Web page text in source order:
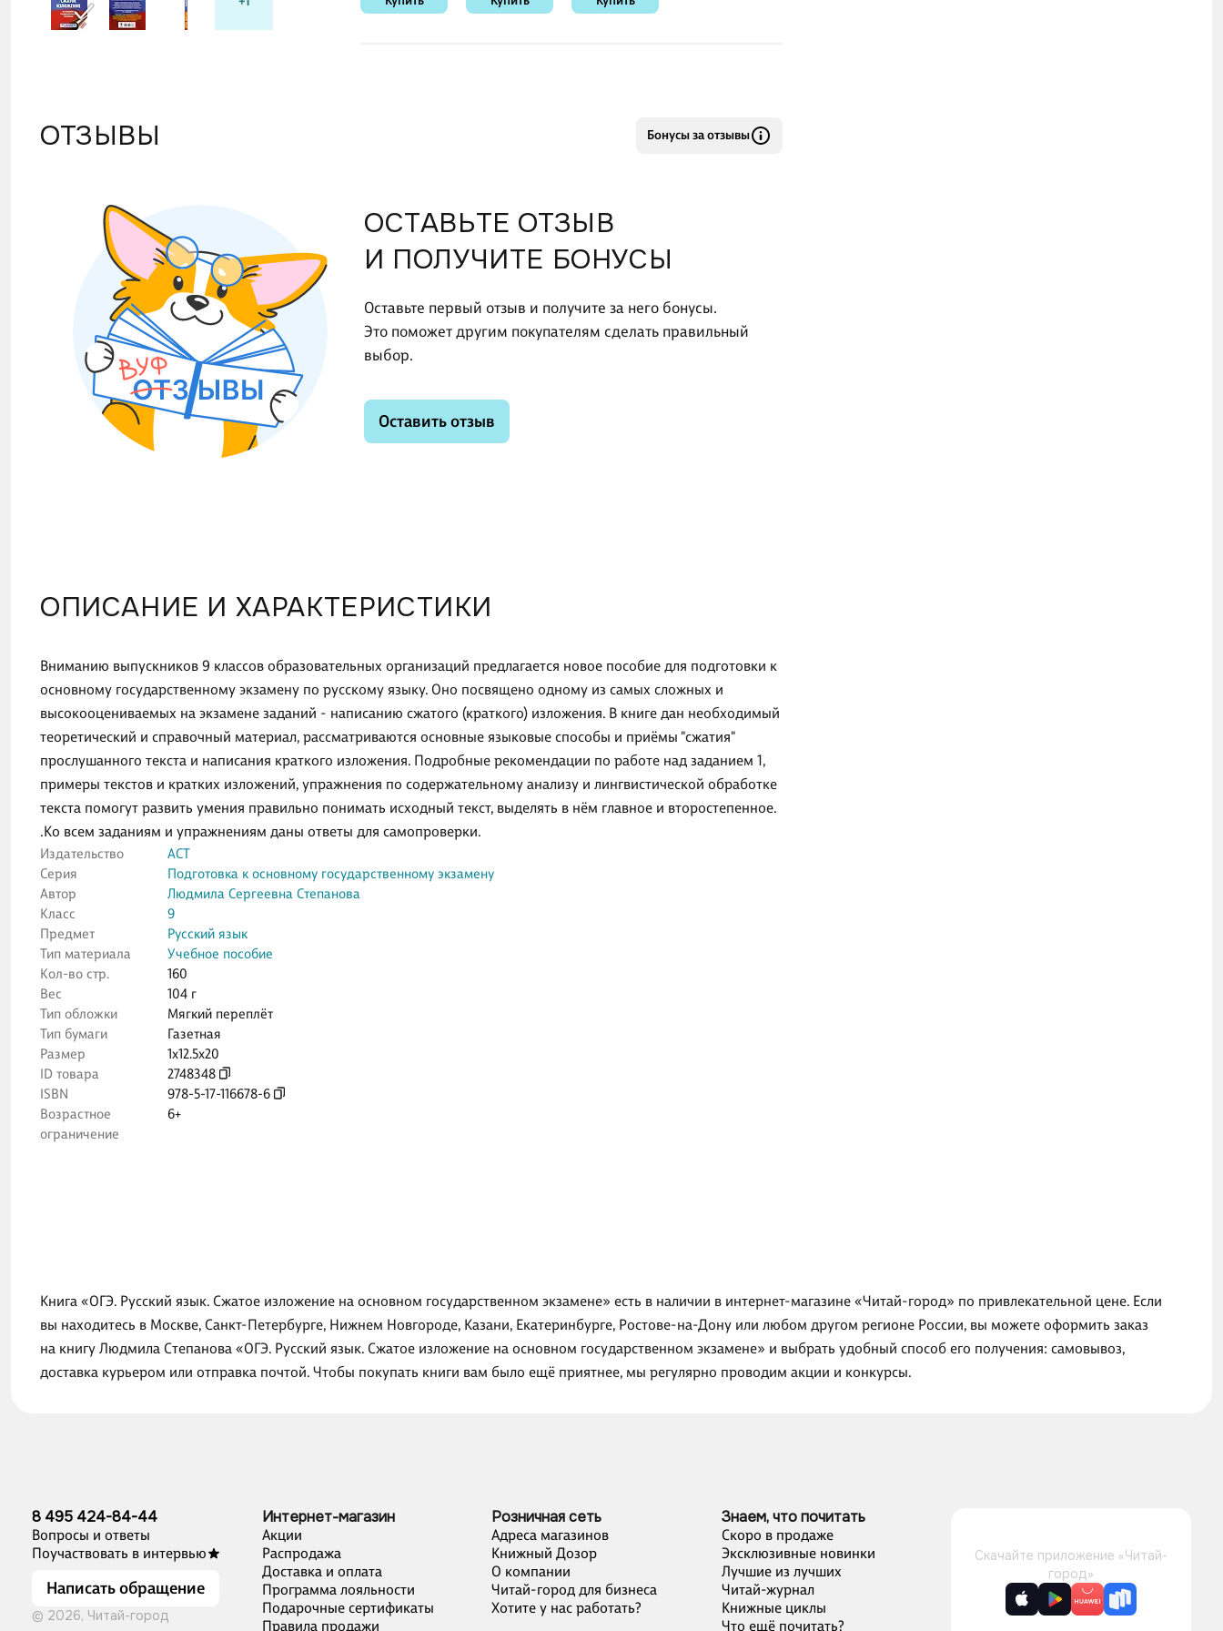
ОПИСАНИЕ И ХАРАКТЕРИСТИКИ
Вниманию выпускников 9 классов образовательных организаций предлагается новое пособие для подготовки к
основному государственному экзамену по русскому языку. Оно посвящено одному из самых сложных и
высокооцениваемых на экзамене заданий - написанию сжатого (краткого) изложения. В книге дан необходимый
теоретический и справочный материал, рассматриваются основные языковые способы и приёмы "сжатия"
прослушанного текста и написания краткого изложения. Подробные рекомендации по работе над заданием 1,
примеры текстов и кратких изложений, упражнения по содержательному анализу и лингвистической обработке
текста помогут развить умения правильно понимать исходный текст, выделять в нём главное и второстепенное.
.Ко всем заданиям и упражнениям даны ответы для самопроверки.
Издательство
АСТ
Серия
Подготовка к основному государственному экзамену
Автор
Людмила Сергеевна Степанова
Класс
9
Предмет
Русский язык
Тип материала
Учебное пособие
Кол-во стр.
160
Вес
104 г
Тип обложки
Мягкий переплёт
Тип бумаги
Газетная
Размер
1x12.5x20
ID товара
2748348
ISBN
978-5-17-116678-6
Возрастное
ограничение
6+
ОТЗЫВЫ Бонусы за отзывы
ОСТАВЬТЕ ОТЗЫВ
И ПОЛУЧИТЕ БОНУСЫ
Оставьте первый отзыв и получите за него бонусы.
Это поможет другим покупателям сделать правильный
выбор.
Оставить отзыв
Книга «ОГЭ. Русский язык. Сжатое изложение на основном государственном экзамене» есть в наличии в интернет-магазине «Читай-город» по привлекательной цене. Если
вы находитесь в Москве, Санкт-Петербурге, Нижнем Новгороде, Казани, Екатеринбурге, Ростове-на-Дону или любом другом регионе России, вы можете оформить заказ
на книгу Людмила Степанова «ОГЭ. Русский язык. Сжатое изложение на основном государственном экзамене» и выбрать удобный способ его получения: самовывоз,
доставка курьером или отправка почтой. Чтобы покупать книги вам было ещё приятнее, мы регулярно проводим акции и конкурсы.
8 495 424-84-44
Вопросы и ответы
Поучаствовать в интервью
Написать обращение
© 2026, Читай-город
Интернет-магазин
Акции
Распродажа
Доставка и оплата
Программа лояльности
Подарочные сертификаты
Правила продажи
Розничная сеть
Адреса магазинов
Книжный Дозор
О компании
Читай-город для бизнеса
Хотите у нас работать?
Знаем, что почитать
Скоро в продаже
Эксклюзивные новинки
Лучшие из лучших
Читай-журнал
Книжные циклы
Что ещё почитать?
Скачайте приложение «Читай-
город»